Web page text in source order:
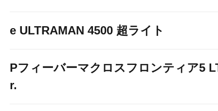
e ULTRAMAN 4500 超ライト
Pフィーバーマクロスフロンティア5
r.